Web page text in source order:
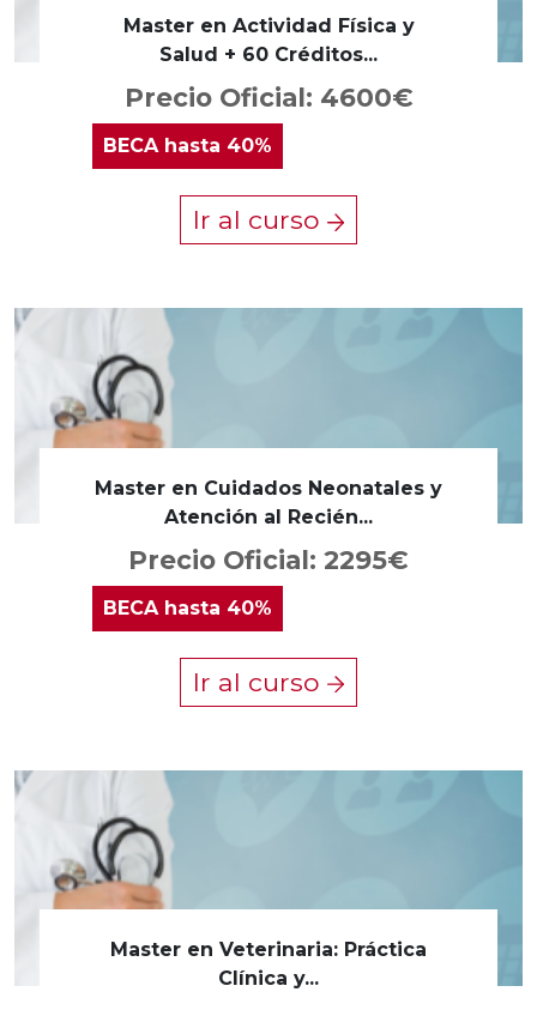
Master en Actividad Física y
Salud + 60 Créditos...
Precio Oficial: 4600€
BECAhasta 40%
Ir al curso
Master en Cuidados Neonatales y
Atención al Recién...
Precio Oficial: 2295€
BECA hasta 40%
Ir al curso
Master en Veterinaria: Práctica
Clínica y...